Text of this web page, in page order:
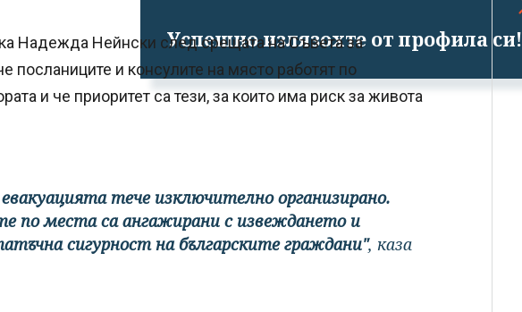
Успешно излязохте от профила си!
Надежда Нейнски след срещата на Съвета за
посланиците и консулите на място работят по
и че приоритет са тези, за които има риск за живота
тече изключително организирано.
по места са ангажирани с извеждането и
сигурност на българските граждани", каза